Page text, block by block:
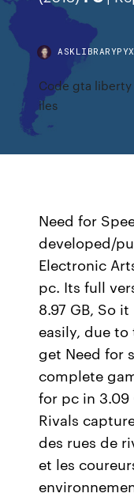
Code gta
iles
Need for
developed/
Electronic
pc. Its full
8.97 GB, So
easily, due to
get Need for
complete
for pc in 3.09
Rivals
des rues de
et les